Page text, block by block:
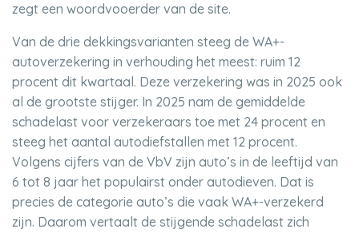
zegt een woordvooerder van de site.
Van de drie dekkingsvarianten steeg de WA+-
autoverzekering in verhouding het meest: ruim 12
procent dit kwartaal. Deze verzekering was in 2025 ook
al de grootste stijger. In 2025 nam de gemiddelde
schadelast voor verzekeraars toe met 24 procent en
steeg het aantal autodiefstallen met 12 procent.
Volgens cijfers van de VbV zijn auto’s in de leeftijd van
6 tot 8 jaar het populairst onder autodieven. Dat is
precies de categorie auto’s die vaak WA+-verzekerd
zijn. Daarom vertaalt de stijgende schadelast zich